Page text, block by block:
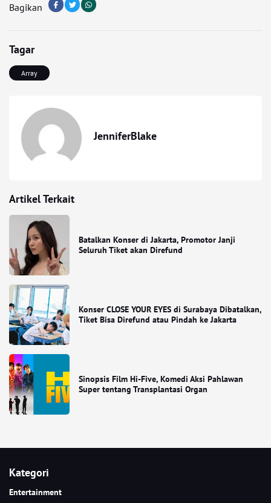
Bagikan
Tagar
Array
JenniferBlake
Artikel Terkait
Batalkan Konser di Jakarta, Promotor Janji
Seluruh Tiket akan Direfund
Konser CLOSE YOUR EYES di Surabaya Dibatalkan,
Tiket Bisa Direfund atau Pindah ke Jakarta
Sinopsis Film Hi-Five, Komedi Aksi Pahlawan
Super tentang Transplantasi Organ
Kategori
Entertainment